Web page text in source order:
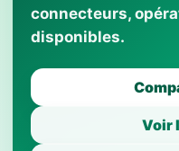
connecteurs,
disponibles.
Voir